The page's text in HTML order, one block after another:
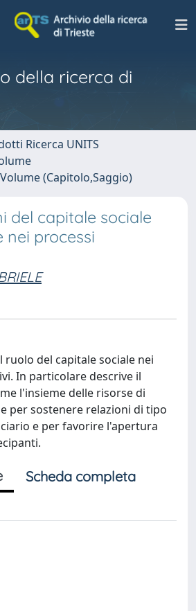
della ricerca di
Ricerca UNITS
(Capitolo,Saggio)
del capitale sociale
nei processi
ruolo del capitale sociale nei
In particolare descrive il
l'insieme delle risorse di
per sostenere relazioni di tipo
e per favorire l'apertura
Scheda completa